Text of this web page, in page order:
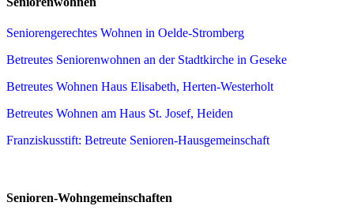
Seniorengerechtes Wohnen in Oelde-Stromberg
Betreutes Seniorenwohnen an der Stadtkirche in Geseke
Betreutes Wohnen Haus Elisabeth, Herten-Westerholt
Betreutes Wohnen am Haus St. Josef, Heiden
Franziskusstift: Betreute Senioren-Hausgemeinschaft
Senioren-Wohngemeinschaften